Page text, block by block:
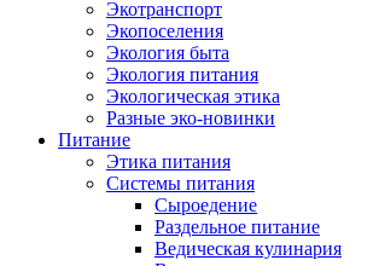
Экотранспорт
Экопоселения
Экология быта
Экология питания
Экологическая этика
Разные эко-новинки
Питание
Этика питания
Системы питания
Сыроедение
Раздельное питание
Ведическая кулинария